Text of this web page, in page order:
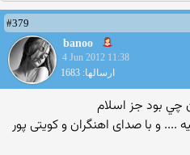
#379
banoo
4 Jun 2012 11:38
ارسالها: 1683
.... و با صدای اهنگران و کویتی پور